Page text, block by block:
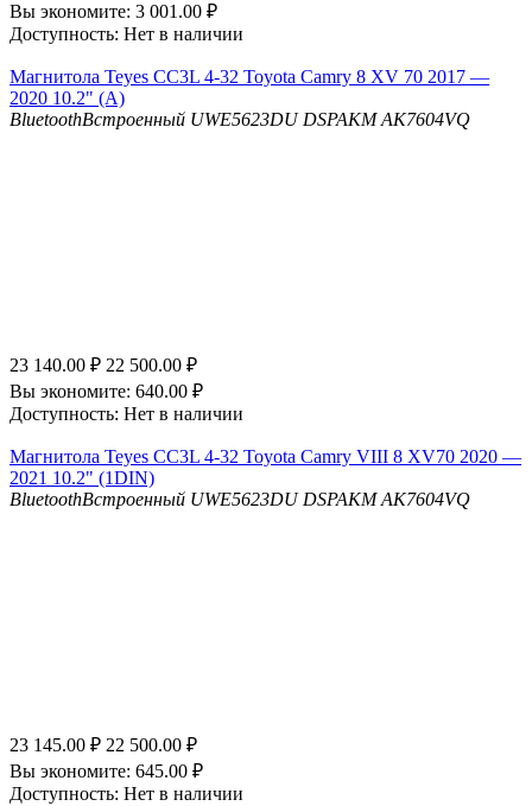
Вы экономите: 3 001.00 ₽
Доступность: Нет в наличии
Магнитола Teyes CC3L 4-32 Toyota Camry 8 XV 70 2017 —
2020 10.2" (A)
BluetoothВстроенный UWE5623DU DSPAKM AK7604VQ
23 140.00 ₽ 22 500.00 ₽
Вы экономите: 640.00 ₽
Доступность: Нет в наличии
Магнитола Teyes CC3L 4-32 Toyota Camry VIII 8 XV70 2020 —
2021 10.2" (1DIN)
BluetoothВстроенный UWE5623DU DSPAKM AK7604VQ
23 145.00 ₽ 22 500.00 ₽
Вы экономите: 645.00 ₽
Доступность: Нет в наличии